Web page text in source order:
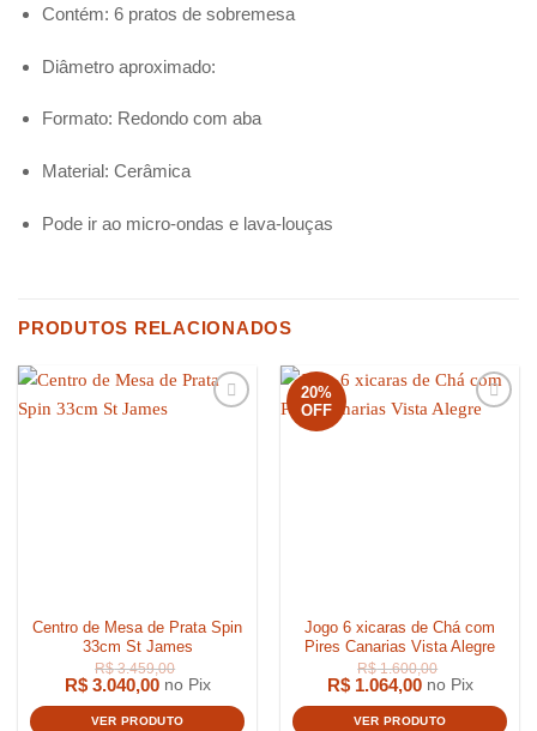
Contém: 6 pratos de sobremesa
Diâmetro aproximado:
Formato: Redondo com aba
Material: Cerâmica
Pode ir ao micro-ondas e lava-louças
PRODUTOS RELACIONADOS
Centro de Mesa de Prata Spin
33cm St James
R$3.040,00 no Pix
VER PRODUTO
20%
OFF
Jogo 6 xicaras de Chá com
Pires Canarias Vista Alegre
R$1.064,00 no Pix
VER PRODUTO